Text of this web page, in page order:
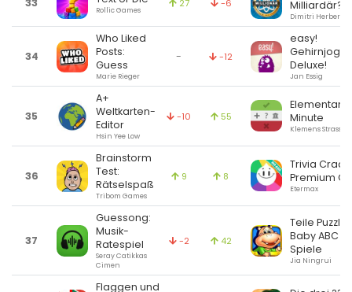
33
Rollic Games
27 -6
Milliardär?
Dimitri Herber
34
Who Liked
Posts:
Guess
Marie Rieger
- -12
easy!
Deluxe!
Jan Essig
35
A+
Weltkarten-
Editor
Hsin Yee Low
-10 55
Elementary
Minute
Klemens Strasser
36
Brainstorm
Test:
Rätselspaß
Tribom Games
9 8
Trivia Crack
Premium
Etermax
37
Guessong:
Musik-
Ratespiel
Seray Catikkas
Cimen
-2 42
Teile Puzzle
Baby ABC
Spiele
Jia Ningrui
Flaggen und